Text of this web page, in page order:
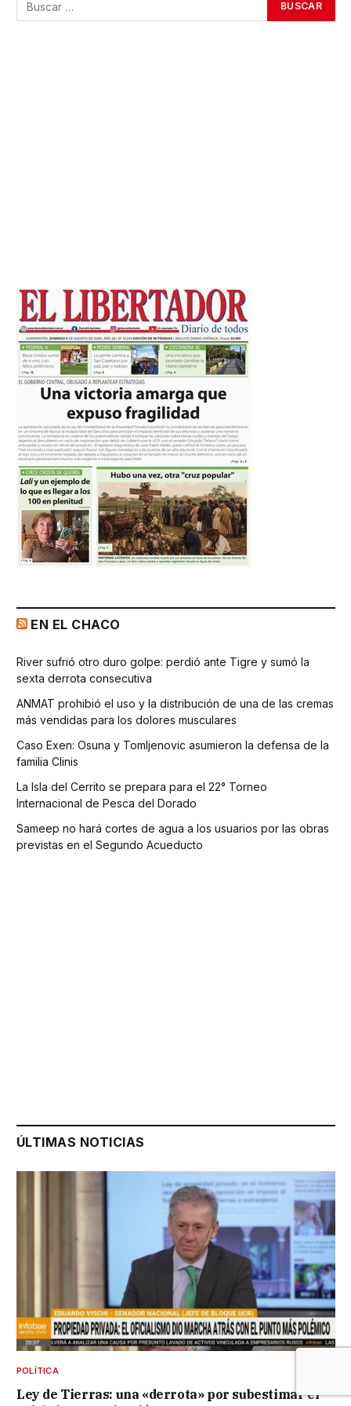
EN EL CHACO
River sufrió otro duro golpe: perdió ante Tigre y sumó la
sexta derrota consecutiva
ANMAT prohibió el uso y la distribución de una de las cremas
más vendidas para los dolores musculares
Caso Exen: Osuna y Tomljenovic asumieron la defensa de la
familia Clinis
La Isla del Cerrito se prepara para el 22° Torneo
Internacional de Pesca del Dorado
Sameep no hará cortes de agua a los usuarios por las obras
previstas en el Segundo Acueducto
ÚLTIMAS NOTICIAS
POLÍTICA
Ley de Tierras: una «derrota» por subestimar el